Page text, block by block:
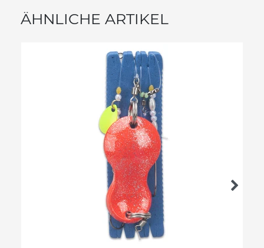
ÄHNLICHE ARTIKEL